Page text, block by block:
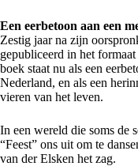
Een eerbetoon aan een
Zestig jaar na zijn
gepubliceerd in het
boek staat nu als een
Nederland, en als een
vieren van het leven.
In een wereld die soms de
“Feest” ons uit om te
van der Elsken het zag.